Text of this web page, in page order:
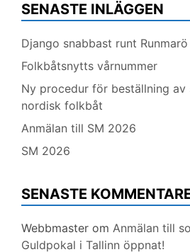
SENASTE INLÄGGEN
Django snabbast runt Runmarö
Folkbåtsnytts vårnummer
Ny procedur för beställning av
nordisk folkbåt
Anmälan till SM 2026
SM 2026
SENASTE
Webbmaster om Anmälan till
Guldpokal i Tallinn öppnat!